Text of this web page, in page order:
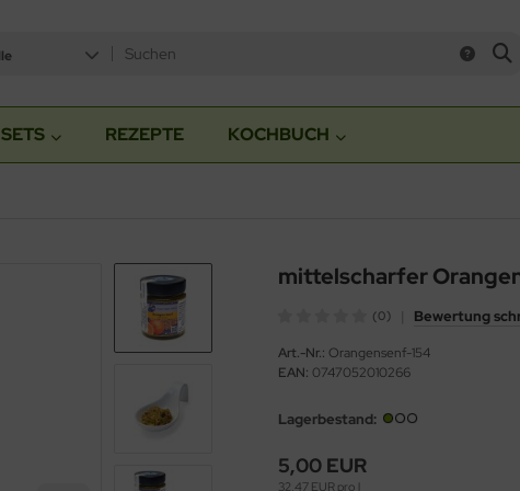
SETS REZEPTE KOCHBUCH
mittelscharfer
(0) Bewertung
Art.-Nr.: Orangensenf-154
EAN: 0747052010266
Lagerbestand:
5,00 EUR
32,47 EUR pro l